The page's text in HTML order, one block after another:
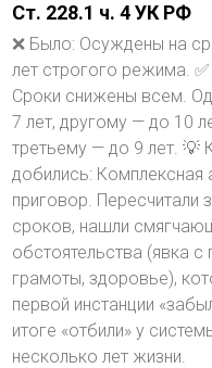
Ст. 228.1 ч. 4 УК РФ
❌ Было: Осуждены на
лет строгого режима.
Сроки снижены всем.
7 лет, другому — до 10
третьему — до 9 лет. 💡
добились: Комплексная
приговор. Пересчитали
сроков, нашли
обстоятельства (явка с
грамоты, здоровье),
первой инстанции
итоге «отбили» у
несколько лет жизни.